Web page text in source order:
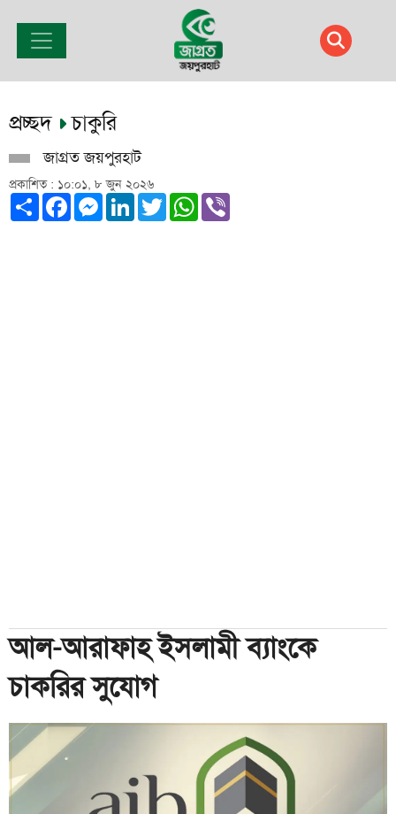
প্রচ্ছদ চাকুরি
জাগ্রত জয়পুরহাট
প্রকাশিত : ১০:০১, ৮ জুন ২০২৬
ShareFacebook
Messenger
LinkedIn
TwitterWhatsApp
আল-আরাফাহ ইসলামী ব্যাংকে
চাকরির সুযোগ